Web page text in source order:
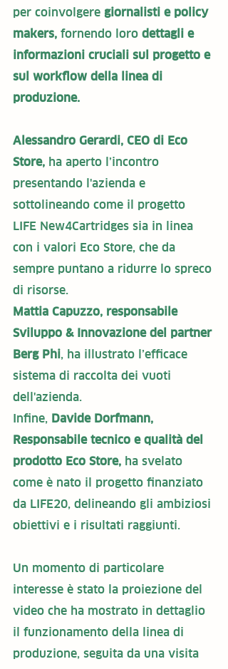
per coinvolgere giornalisti e policy
makers, fornendo loro dettagli e
informazioni cruciali sul progetto e
sul workflow della linea di
produzione.
Alessandro Gerardi, CEO di Eco
Store, ha aperto l’incontro
presentando l'azienda e
sottolineando come il progetto
LIFE New4Cartridges sia in linea
con i valori Eco Store, che da
sempre puntano a ridurre lo spreco
di risorse.
Mattia Capuzzo, responsabile
Sviluppo & Innovazione del partner
Berg Phi, ha illustrato l’efficace
sistema di raccolta dei vuoti
dell'azienda.
Infine, Davide Dorfmann,
Responsabile tecnico e qualità del
prodotto Eco Store, ha svelato
come è nato il progetto finanziato
da LIFE20, delineando gli ambiziosi
obiettivi e i risultati raggiunti.
Un momento di particolare
interesse è stato la proiezione del
video che ha mostrato in dettaglio
il funzionamento della linea di
produzione, seguita da una visita